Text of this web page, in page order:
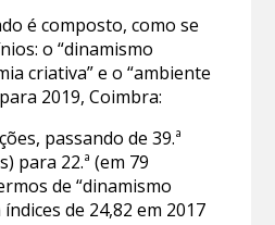
é composto, como se
o “dinamismo
criativa” e o “ambiente
2019, Coimbra:
passando de 39.ª
para 22.ª (em 79
de “dinamismo
de 24,82 em 2017